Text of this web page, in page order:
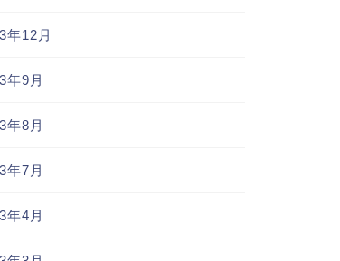
年12月
年9月
年8月
年7月
年4月